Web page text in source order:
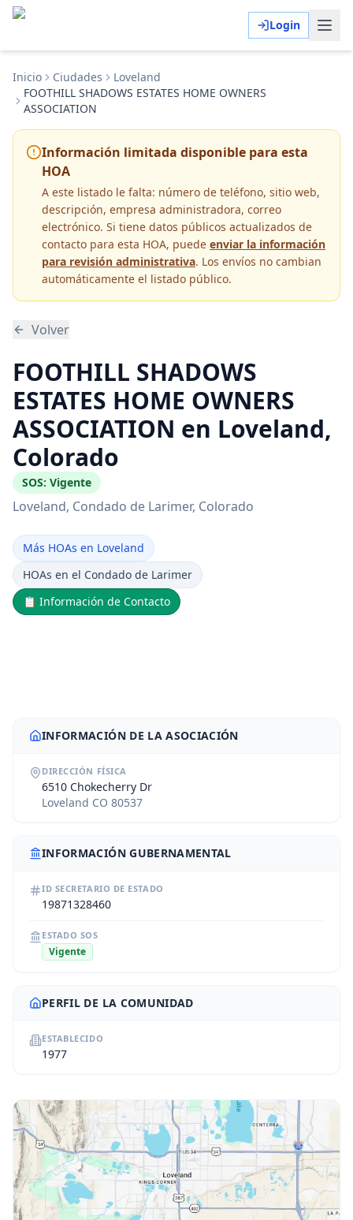
Login
Inicio Ciudades
Loveland
FOOTHILL SHADOWS ESTATES HOME OWNERS
ASSOCIATION
Información limitada disponible para esta
HOA
A este listado le falta: número de teléfono, sitio web,
descripción, empresa administradora, correo
electrónico. Si tiene datos públicos actualizados de
contacto para esta HOA, puede enviar la información
para revisión administrativa. Los envíos no cambian
automáticamente el listado público.
Volver
FOOTHILL SHADOWS
ESTATES HOME OWNERS
ASSOCIATION en Loveland,
Colorado
SOS: Vigente
Loveland, Condado de Larimer, Colorado
Más HOAs en Loveland
HOAs en el Condado de Larimer
📋 Información de Contacto
INFORMACIÓN DE LA ASOCIACIÓN
DIRECCIÓN FÍSICA
6510 Chokecherry Dr
Loveland CO 80537
INFORMACIÓN GUBERNAMENTAL
ID SECRETARIO DE ESTADO
19871328460
ESTADO SOS
Vigente
PERFIL DE LA COMUNIDAD
ESTABLECIDO
1977